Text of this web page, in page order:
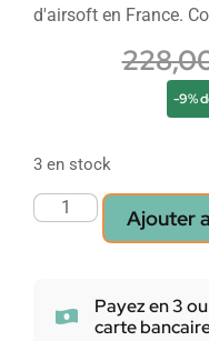
d'airsoft en France.
-9%
3 en stock
Ajouter
Payez en 3
carte